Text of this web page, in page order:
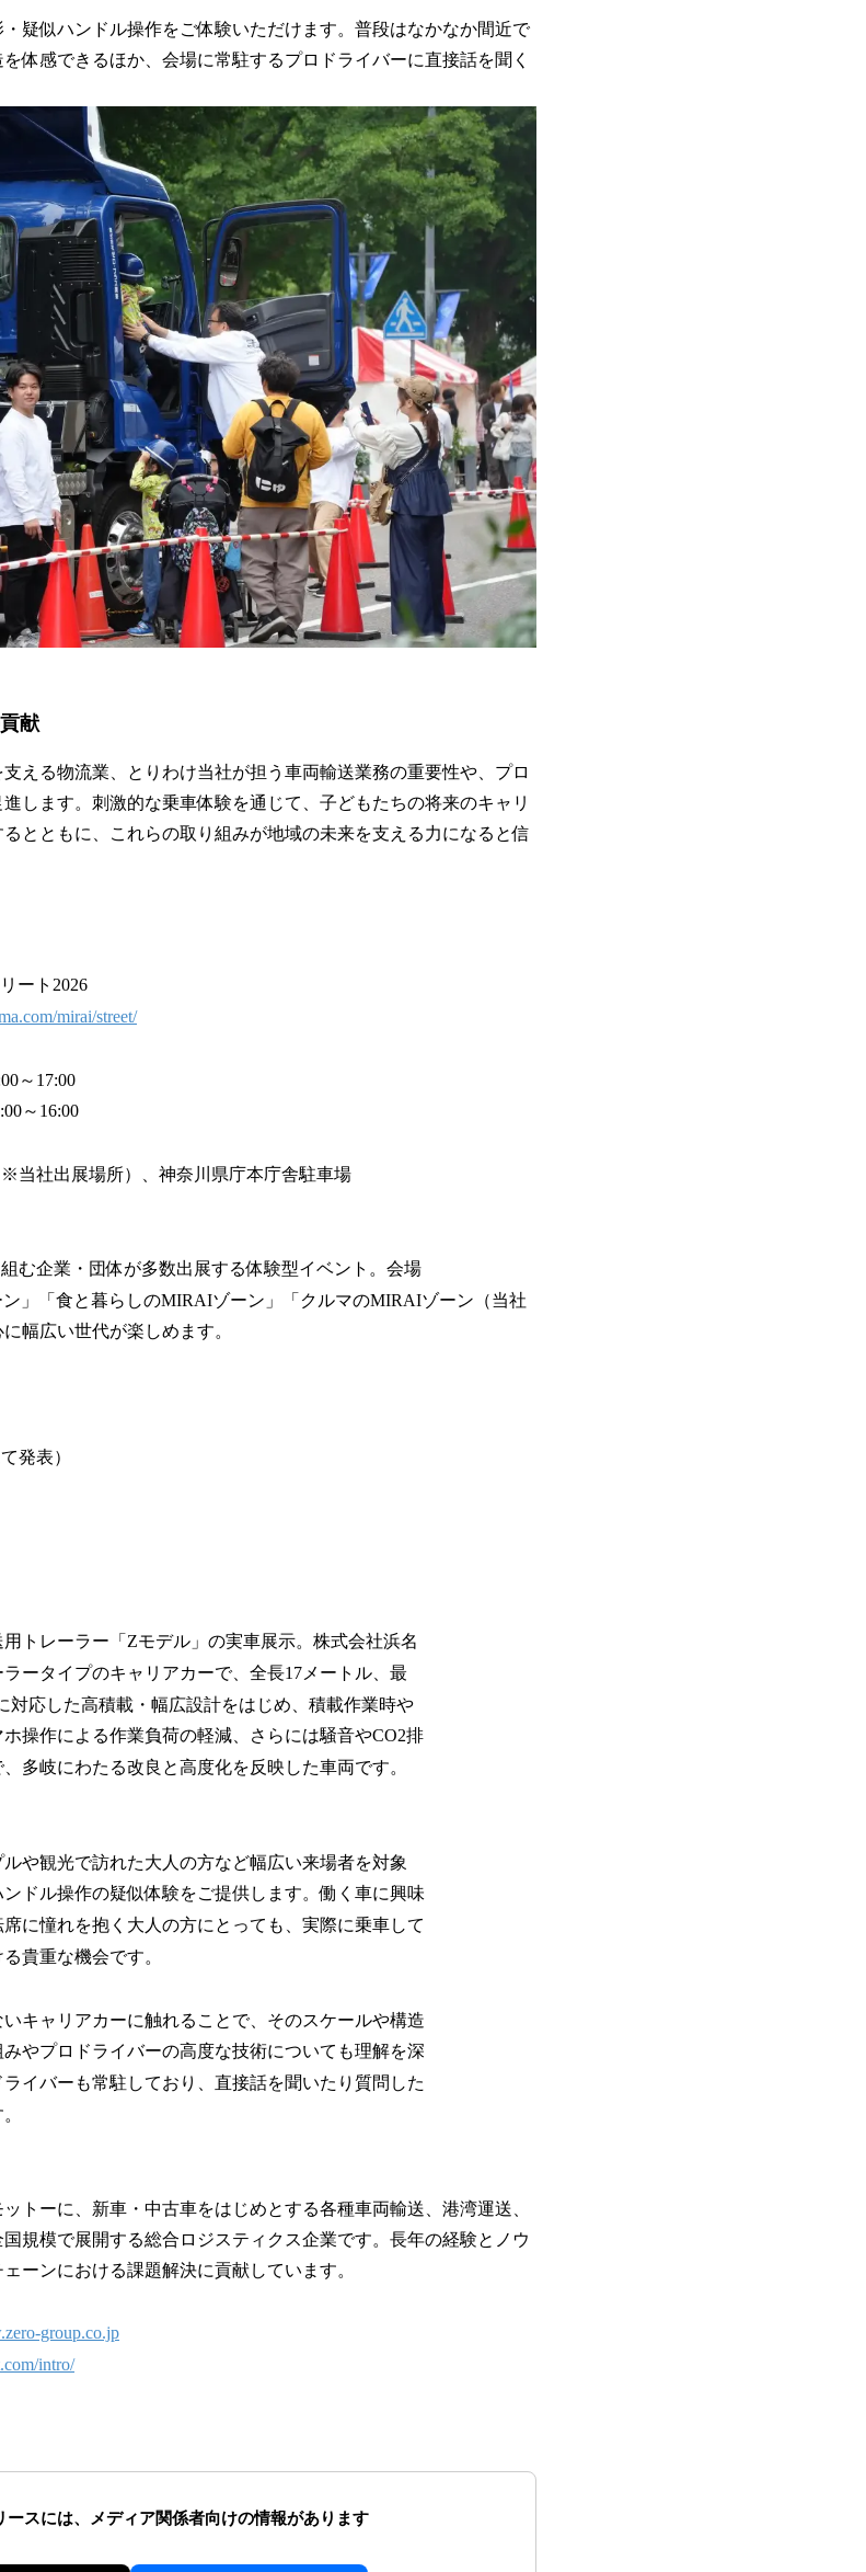
疑似ハンドル操作をご体験いただけます。普段はなかなか間近で
体感できるほか、会場に常駐するプロドライバーに直接話を聞く
献
える物流業、とりわけ当社が担う車両輸送業務の重要性や、プロ
します。刺激的な乗車体験を通じて、子どもたちの将来のキャリ
とともに、これらの取り組みが地域の未来を支える力になると信
ート2026
mirai/street/
～17:00
16:00
当社出展場所）、神奈川県庁本庁舎駐車場
む企業・団体が多数出展する体験型イベント。会場
」「食と暮らしのMIRAIゾーン」「クルマのMIRAIゾーン（当社
幅広い世代が楽しめます。
発表）
トレーラー「Zモデル」の実車展示。株式会社浜名
ータイプのキャリアカーで、全長17メートル、最
対応した高積載・幅広設計をはじめ、積載作業時や
操作による作業負荷の軽減、さらには騒音やCO2排
多岐にわたる改良と高度化を反映した車両です。
や観光で訪れた大人の方など幅広い来場者を対象
ドル操作の疑似体験をご提供します。働く車に興味
に憧れを抱く大人の方にとっても、実際に乗車して
貴重な機会です。
キャリアカーに触れることで、そのスケールや構造
やプロドライバーの高度な技術についても理解を深
イバーも常駐しており、直接話を聞いたり質問した
トーに、新車・中古車をはじめとする各種車両輸送、港湾運送、
規模で展開する総合ロジスティクス企業です。長年の経験とノウ
ーンにおける課題解決に貢献しています。
group.co.jp
intro/
スには、 メディア関係者向けの情報があります